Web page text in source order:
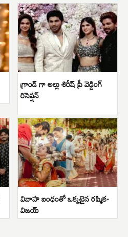
గ్రాండ్ గా అల్లు శిరీష్ ప్రీ వెడ్డింగ్
రిసెప్షన్
వివాహ బంధంతో ఒక్కటైన రష్మిక-
విజయ్